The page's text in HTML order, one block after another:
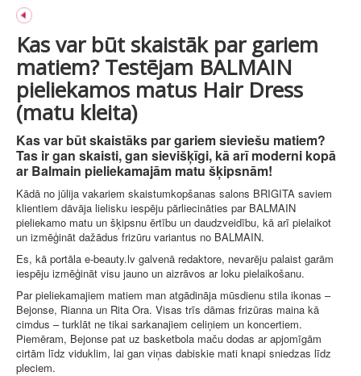
Kas var būt skaistāk par gariem
matiem? Testējam BALMAIN
pieliekamos matus Hair Dress
(matu kleita)
Kas var būt skaistāks par gariem sieviešu matiem?
Tas ir gan skaisti, gan sievišķīgi, kā arī moderni kopā
ar Balmain pieliekamajām matu šķipsnām!
Kādā no jūlija vakariem skaistumkopšanas salons BRIGITA saviem
klientiem dāvāja lielisku iespēju pārliecināties par BALMAIN
pieliekamo matu un šķipsnu ērtību un daudzveidību, kā arī pielaikot
un izmēģināt dažādus frizūru variantus no BALMAIN.
Es, kā portāla e-beauty.lv galvenā redaktore, nevarēju palaist garām
iespēju izmēģināt visu jauno un aizrāvos ar loku pielaikošanu.
Par pieliekamajiem matiem man atgādināja mūsdienu stila ikonas –
Bejonse, Rianna un Rita Ora. Visas trīs dāmas frizūras maina kā
cimdus – turklāt ne tikai sarkanajiem celiņiem un koncertiem.
Piemēram, Bejonse pat uz basketbola maču dodas ar apjomīgām
cirtām līdz viduklim, lai gan viņas dabiskie mati knapi sniedzas līdz
pleciem.